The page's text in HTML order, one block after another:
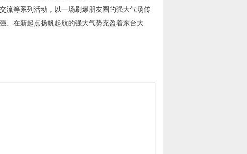
流等系列活动，以一场刷爆朋友圈的强大气场传
、在新起点扬帆起航的强大气势充盈着东台大